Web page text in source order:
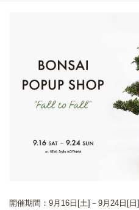
開催期間：9月16日[土]－9月24日[日]